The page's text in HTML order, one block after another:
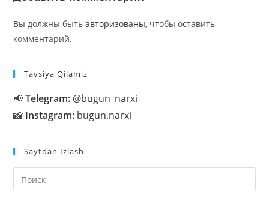
Вы должны бытьавторизованы, чтобы оставить
комментарий.
Tavsiya Qilamiz
📢Telegram: @bugun_narxi
📸 Instagram: bugun.narxi
Saytdan Izlash